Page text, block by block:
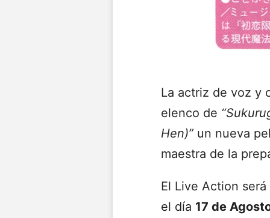
La actriz de voz y
elenco de
Hen)” un nueva
maestra de la
El Live Action
el día 17 de